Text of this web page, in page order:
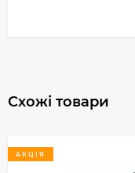
Схожі товари
АКЦІЯ